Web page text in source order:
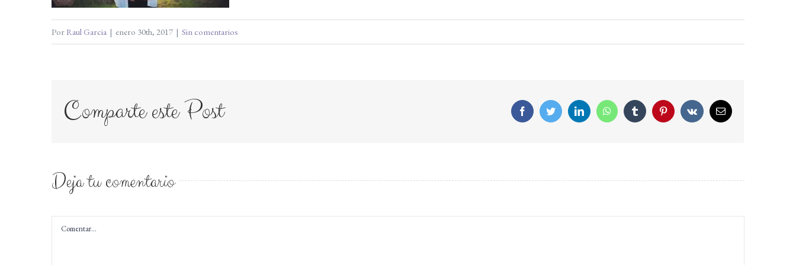
PorRaul Garcia | enero 30th, 2017 | Sin comentarios
Comparte este Post FacebookTwitterLinkedInWhatsAppTumblr PinterestVk
Correo
electrónico
Deja tu comentario
Comentar